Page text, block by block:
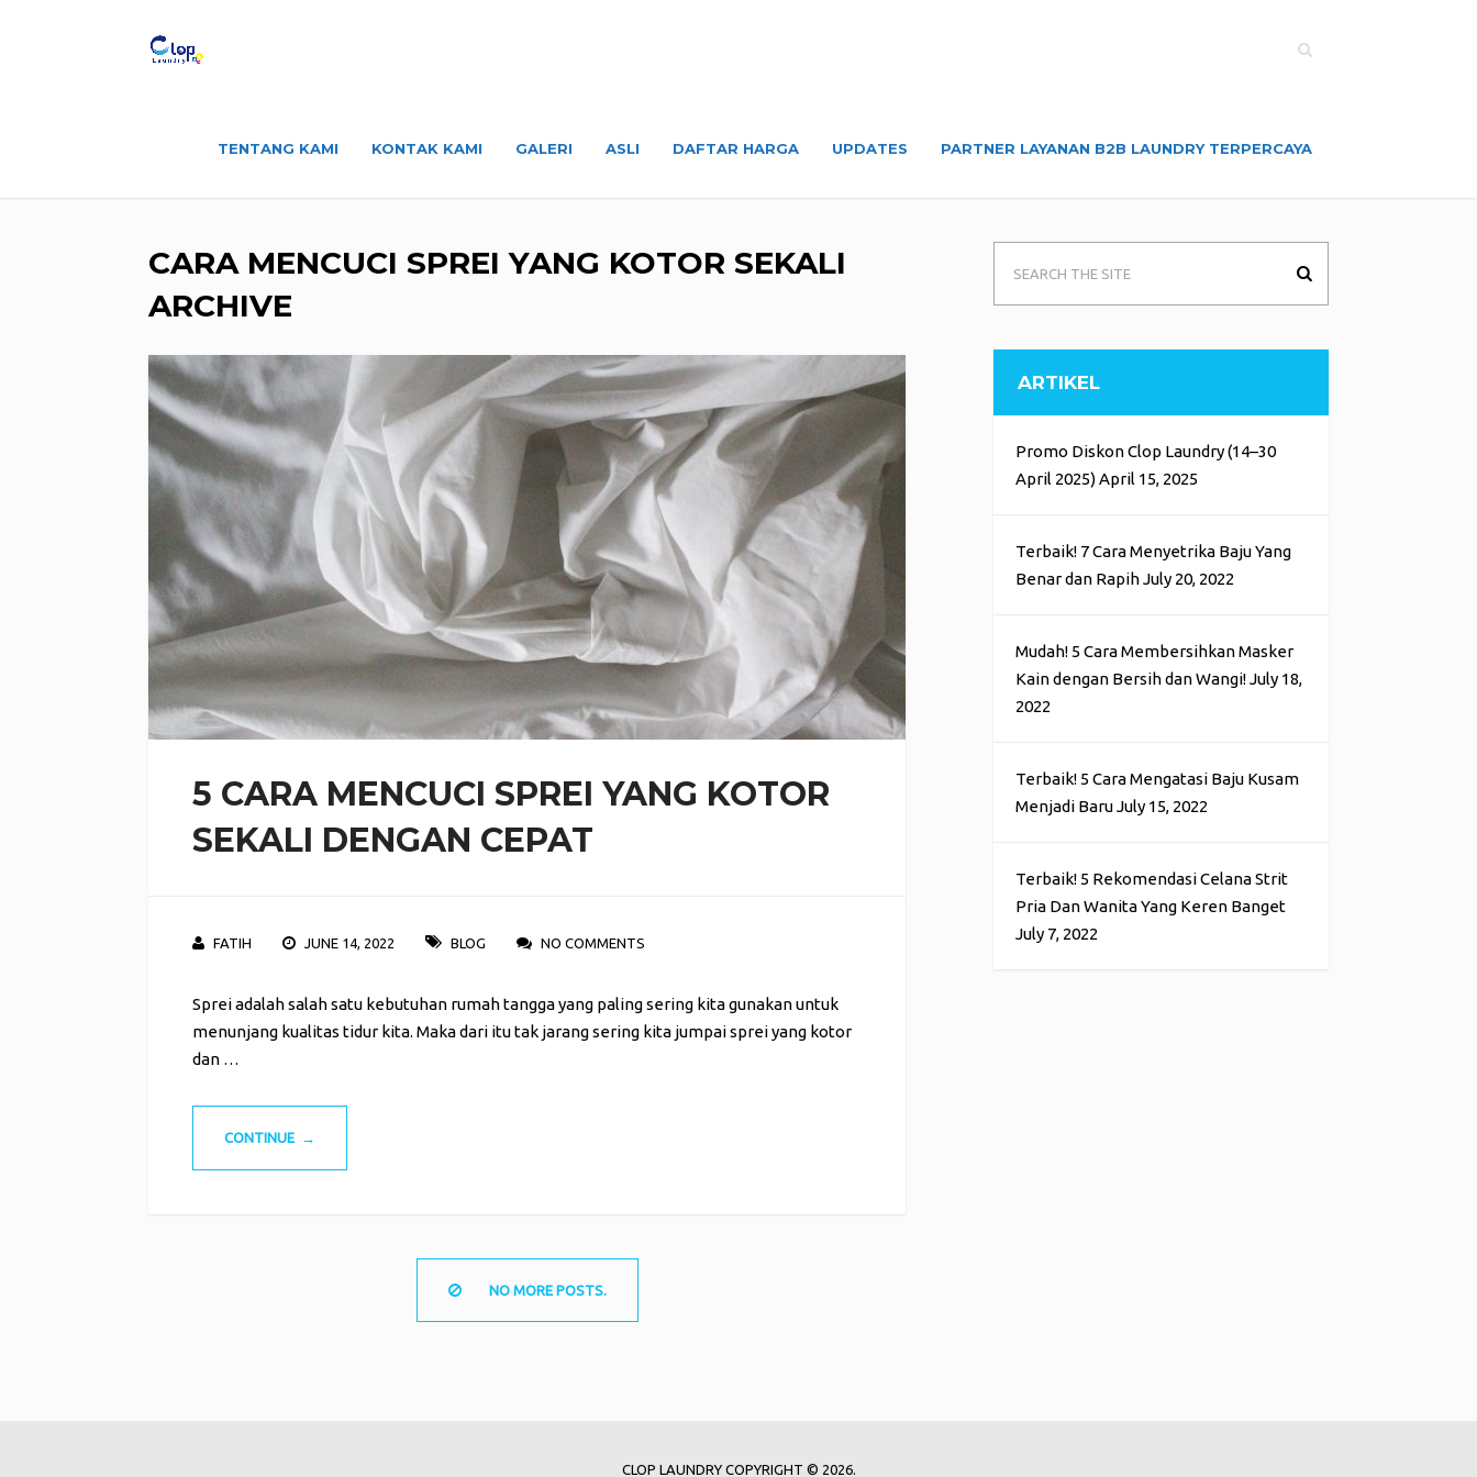
TENTANG KAMI KONTAK KAMI GALERI ASLI DAFTAR HARGA UPDATES PARTNER LAYANAN B2B LAUNDRY TERPERCAYA
CARA MENCUCI SPREI YANG KOTOR SEKALI
ARCHIVE
5 CARA MENCUCI SPREI YANG KOTOR
SEKALI DENGAN CEPAT
FATIH JUNE 14, 2022 BLOG NO COMMENTS
Sprei adalah salah satu kebutuhan rumah tangga yang paling sering kita gunakan untuk
menunjang kualitas tidur kita. Maka dari itu tak jarang sering kita jumpai sprei yang kotor
dan …
CONTINUE →
NO MORE POSTS.
ARTIKEL
Promo Diskon Clop Laundry (14–30
April 2025)April 15, 2025
Terbaik! 7 Cara Menyetrika Baju Yang
Benar dan RapihJuly 20, 2022
Mudah! 5 Cara Membersihkan Masker
Kain dengan Bersih dan Wangi!July 18,
2022
Terbaik! 5 Cara Mengatasi Baju Kusam
Menjadi BaruJuly 15, 2022
Terbaik! 5 Rekomendasi Celana Strit
Pria Dan Wanita Yang Keren Banget
July 7, 2022
CLOP LAUNDRYCOPYRIGHT © 2026.